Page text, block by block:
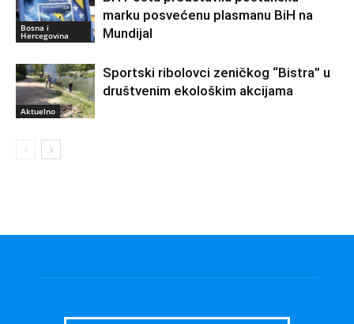
Bosna i
Hercegovina
marku posvećenu plasmanu BiH na
Mundijal
Aktuelno
Sportski ribolovci zeničkog “Bistra” u
društvenim ekološkim akcijama